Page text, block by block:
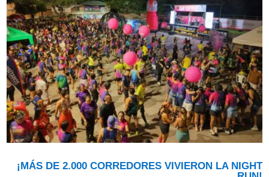
¡MÁS DE 2.000 CORREDORES VIVIERON LA NIGHT